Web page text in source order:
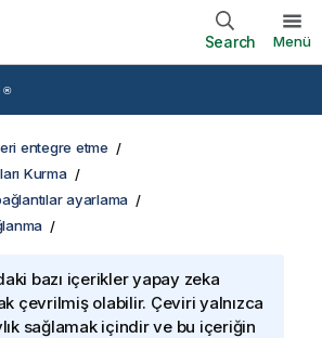
Search Menü
®
entegre etme
Kurma
ayarlama
bazı içerikler yapay zeka
çevrilmiş olabilir. Çeviri yalnızca
sağlamak içindir ve bu içeriğin